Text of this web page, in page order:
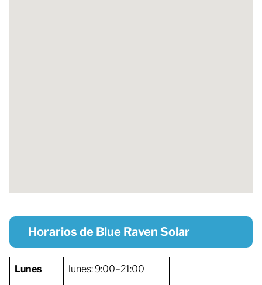
Horarios de Blue Raven Solar
Lunes lunes: 9:00–21:00